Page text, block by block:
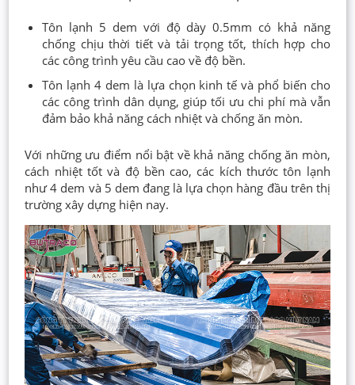
Tôn lạnh 5 dem với độ dày 0.5mm có khả năng
chống chịu thời tiết và tải trọng tốt, thích hợp cho
các công trình yêu cầu cao về độ bền.
Tôn lạnh 4 dem là lựa chọn kinh tế và phổ biến cho
các công trình dân dụng, giúp tối ưu chi phí mà vẫn
đảm bảo khả năng cách nhiệt và chống ăn mòn.
Với những ưu điểm nổi bật về khả năng chống ăn mòn,
cách nhiệt tốt và độ bền cao, các kích thước tôn lạnh
như 4 dem và 5 dem đang là lựa chọn hàng đầu trên thị
trường xây dựng hiện nay.